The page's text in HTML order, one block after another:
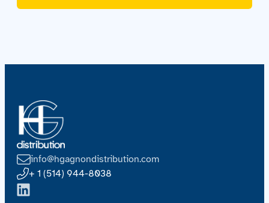
info@hgagnondistribution.com
+ 1 (514) 944-8038